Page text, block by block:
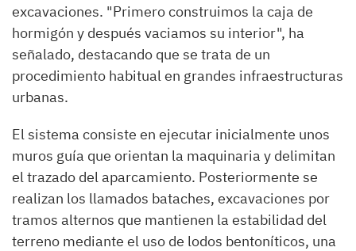
excavaciones. "Primero construimos la caja de
hormigón y después vaciamos su interior", ha
señalado, destacando que se trata de un
procedimiento habitual en grandes infraestructuras
urbanas.
El sistema consiste en ejecutar inicialmente unos
muros guía que orientan la maquinaria y delimitan
el trazado del aparcamiento. Posteriormente se
realizan los llamados bataches, excavaciones por
tramos alternos que mantienen la estabilidad del
terreno mediante el uso de lodos bentoníticos, una